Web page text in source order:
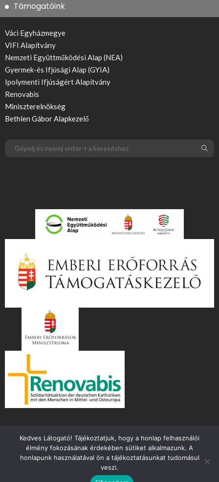
Támogatóink
Váci Egyházmegye
VIFI Alapítvány
Nemzeti Együttműködési Alap (NEA)
Gyermek-és Ifjúsági Alap (GYIA)
Ipolymenti Ifjúságért Alapítvány
Renovabis
Miniszterelnökség
Bethlen Gábor Alapkezelő
Copyright ©2026 mente.hu
Kedves Látogató! Tájékoztatjuk, hogy a honlap felhasználói
élmény fokozásának érdekében sütiket alkalmazunk. A
honlapunk használatával ön a tájékoztatásunkat tudomásul
veszi.